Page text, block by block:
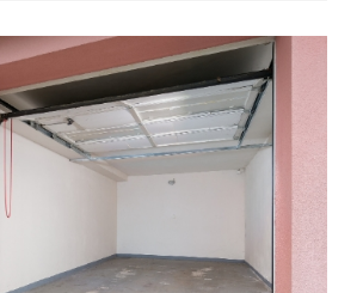
- smluvní dokumentace
prodeje
nájemce
spolupráce s majitelem